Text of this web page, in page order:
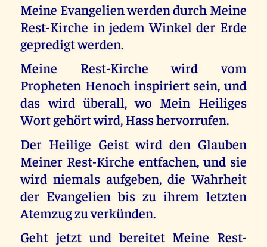
Meine Evangelien werden durch Meine
Rest-Kirche in jedem Winkel der Erde
gepredigt werden.
Meine Rest-Kirche wird vom
Propheten Henoch inspiriert sein, und
das wird überall, wo Mein Heiliges
Wort gehört wird, Hass hervorrufen.
Der Heilige Geist wird den Glauben
Meiner Rest-Kirche entfachen, und sie
wird niemals aufgeben, die Wahrheit
der Evangelien bis zu ihrem letzten
Atemzug zu verkünden.
Geht jetzt und bereitet Meine Rest-